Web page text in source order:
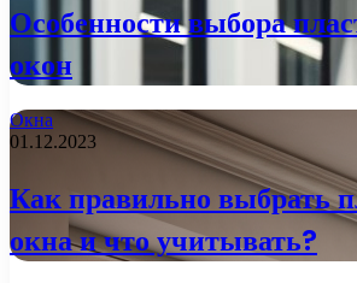
Особенности выбора
окон
Окна
01.12.2023
Как правильно выбрать
окна и что учитывать?